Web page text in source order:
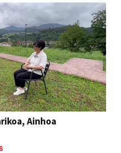
Ainhoa